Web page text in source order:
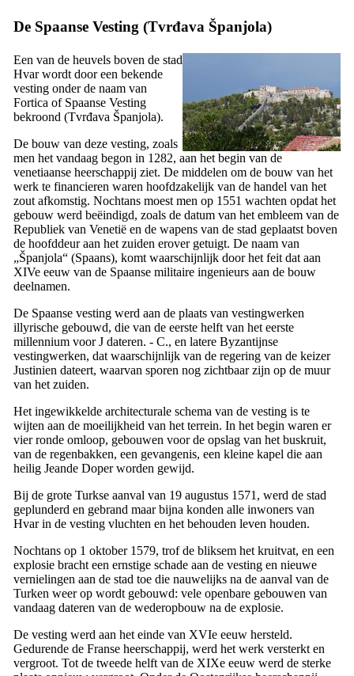
De Spaanse Vesting (Tvrđava Španjola)
Een van de heuvels boven de stad
Hvar wordt door een bekende
vesting onder de naam van
Fortica of Spaanse Vesting
bekroond (Tvrđava Španjola).
De bouw van deze vesting, zoals
men het vandaag begon in 1282, aan het begin van de
venetiaanse heerschappij ziet. De middelen om de bouw van het
werk te financieren waren hoofdzakelijk van de handel van het
zout afkomstig. Nochtans moest men op 1551 wachten opdat het
gebouw werd beëindigd, zoals de datum van het embleem van de
Republiek van Venetië en de wapens van de stad geplaatst boven
de hoofddeur aan het zuiden erover getuigt. De naam van
„Španjola“ (Spaans), komt waarschijnlijk door het feit dat aan
XIVe eeuw van de Spaanse militaire ingenieurs aan de bouw
deelnamen.
De Spaanse vesting werd aan de plaats van vestingwerken
illyrische gebouwd, die van de eerste helft van het eerste
millennium voor J dateren. - C., en latere Byzantijnse
vestingwerken, dat waarschijnlijk van de regering van de keizer
Justinien dateert, waarvan sporen nog zichtbaar zijn op de muur
van het zuiden.
Het ingewikkelde architecturale schema van de vesting is te
wijten aan de moeilijkheid van het terrein. In het begin waren er
vier ronde omloop, gebouwen voor de opslag van het buskruit,
van de regenbakken, een gevangenis, een kleine kapel die aan
heilig Jeande Doper worden gewijd.
Bij de grote Turkse aanval van 19 augustus 1571, werd de stad
geplunderd en gebrand maar bijna konden alle inwoners van
Hvar in de vesting vluchten en het behouden leven houden.
Nochtans op 1 oktober 1579, trof de bliksem het kruitvat, en een
explosie bracht een ernstige schade aan de vesting en nieuwe
vernielingen aan de stad toe die nauwelijks na de aanval van de
Turken weer op wordt gebouwd: vele openbare gebouwen van
vandaag dateren van de wederopbouw na de explosie.
De vesting werd aan het einde van XVIe eeuw hersteld.
Gedurende de Franse heerschappij, werd het werk versterkt en
vergroot. Tot de tweede helft van de XIXe eeuw werd de sterke